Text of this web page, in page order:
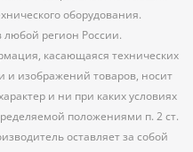
оборудования.
любой регион России.
касающаяся технических
и изображений товаров, носит
и ни при каких условиях
положениями п. 2 ст.
оставляет за собой